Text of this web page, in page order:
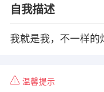
自我描述
我就是我，不一样的
温馨提示